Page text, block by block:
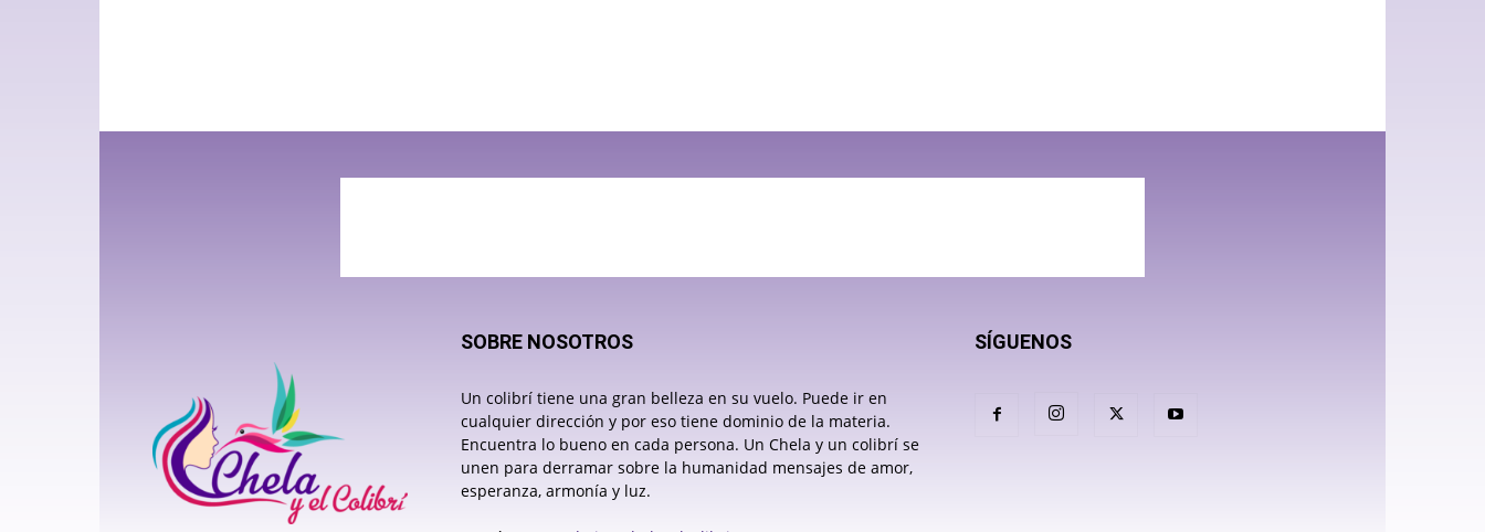
SOBRE NOSOTROS
Un colibrí tiene una gran belleza en su vuelo. Puede ir en
cualquier dirección y por eso tiene dominio de la materia.
Encuentra lo bueno en cada persona. Un Chela y un colibrí se
unen para derramar sobre la humanidad mensajes de amor,
esperanza, armonía y luz.
SÍGUENOS